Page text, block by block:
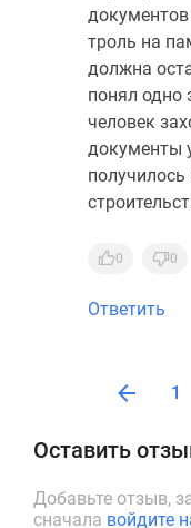
троль на
должна
понял одно
человек
документы
0 0
Ответить
1
Оставить
Добавьте отзыв,
сначала войдите